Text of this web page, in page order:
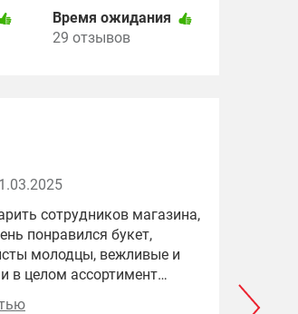
Время ожидания
29 отзывов
сотрудников магазина,
понравился букет,
молодцы, вежливые и
в целом ассортимент
все свежие) и цены